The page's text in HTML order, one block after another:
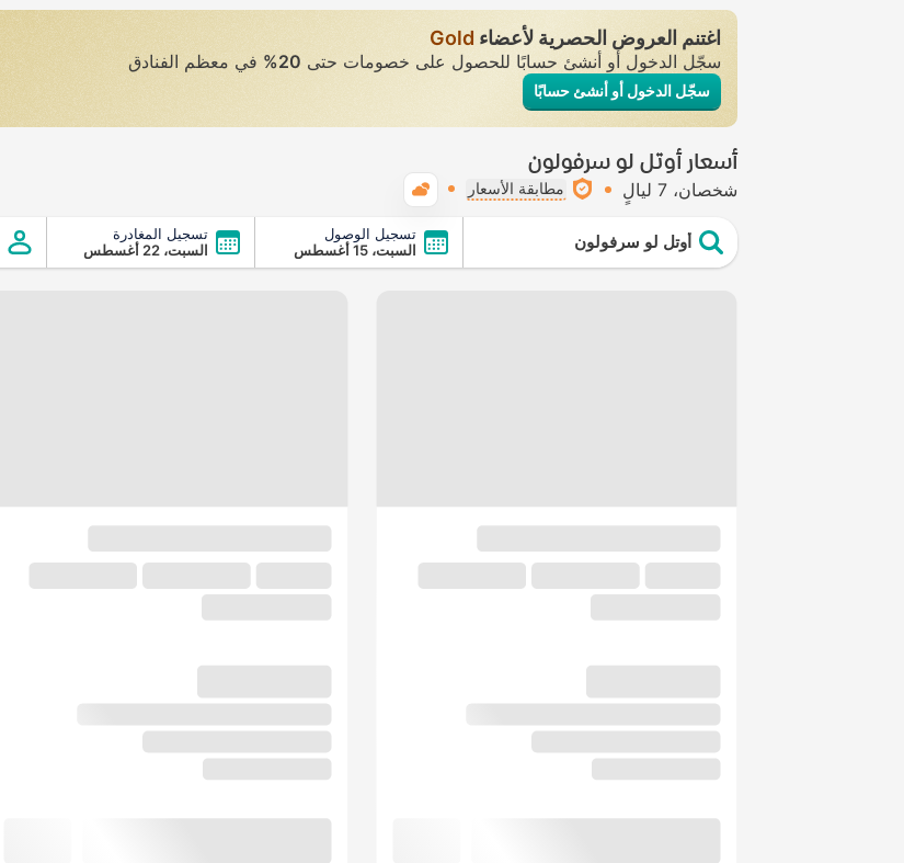
اغتنم العروض الحصرية لأعضاء Gold
سجّل الدخول أو أنشئ حسابًا للحصول على خصومات حتى 20% في معظم الفنادق
سجّل الدخول أو أنشئ حسابًا
أسعار أوتل لو سرفولون
شخصان 7 ليالٍ مطابقة الأسعار
أوتل لو سرفولون
تسجيل الوصول
السبت، 15 أغسطس
تسجيل المغادرة
السبت، 22 أغسطس